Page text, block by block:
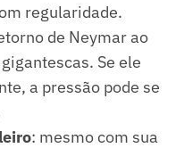
regularidade.
de Neymar ao
Se ele
a pressão pode se
: mesmo com sua